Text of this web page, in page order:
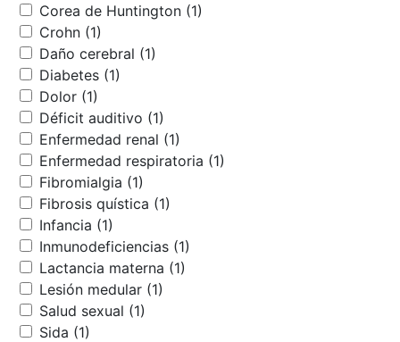
Corea de Huntington (1)
Crohn (1)
Daño cerebral (1)
Diabetes (1)
Dolor (1)
Déficit auditivo (1)
Enfermedad renal (1)
Enfermedad respiratoria (1)
Fibromialgia (1)
Fibrosis quística (1)
Infancia (1)
Inmunodeficiencias (1)
Lactancia materna (1)
Lesión medular (1)
Salud sexual (1)
Sida (1)